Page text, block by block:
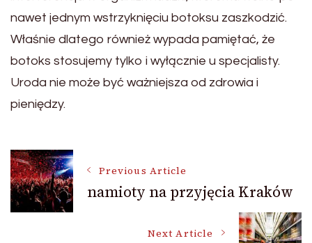
nawet jednym wstrzyknięciu botoksu zaszkodzić.
Właśnie dlatego również wypada pamiętać, że
botoks stosujemy tylko i wyłącznie u specjalisty.
Uroda nie może być ważniejsza od zdrowia i
pieniędzy.
Post
Navigation
Previous Article
namioty na przyjęcia Kraków
Next Article